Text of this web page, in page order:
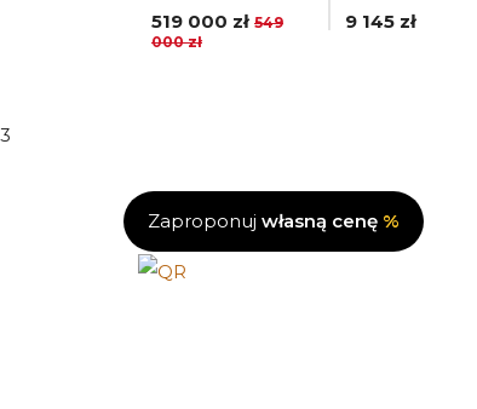
519 000 zł 549
000 zł
9 145 zł
3
Zaproponuj własną cenę %